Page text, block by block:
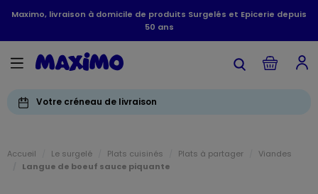
Maximo, livraison à domicile de produits Surgelés et Epicerie depuis
50 ans
Votre créneau de livraison
Accueil Le surgelé Plats cuisinés Plats à partager
Viandes
Langue de boeuf sauce piquante